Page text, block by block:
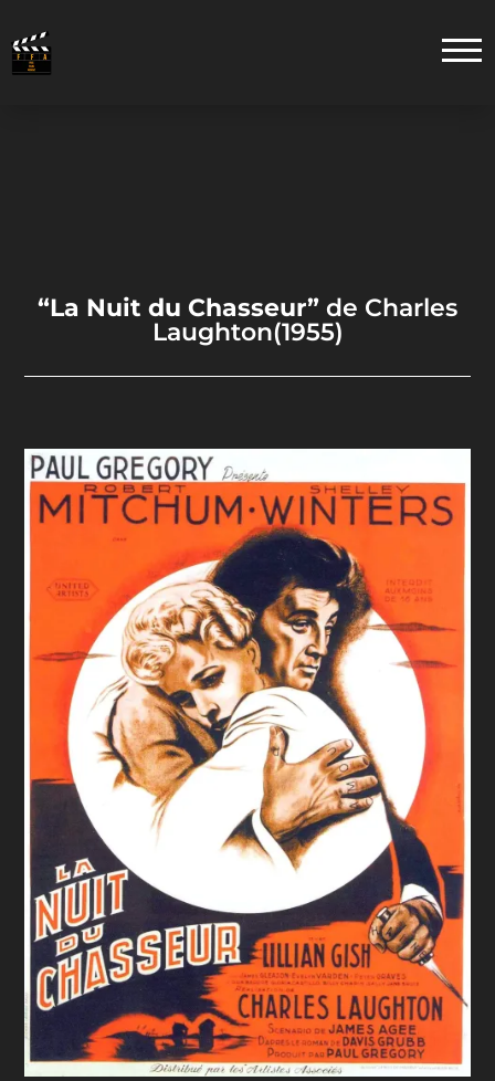
“La Nuit du Chasseur” de Charles
Laughton(1955)